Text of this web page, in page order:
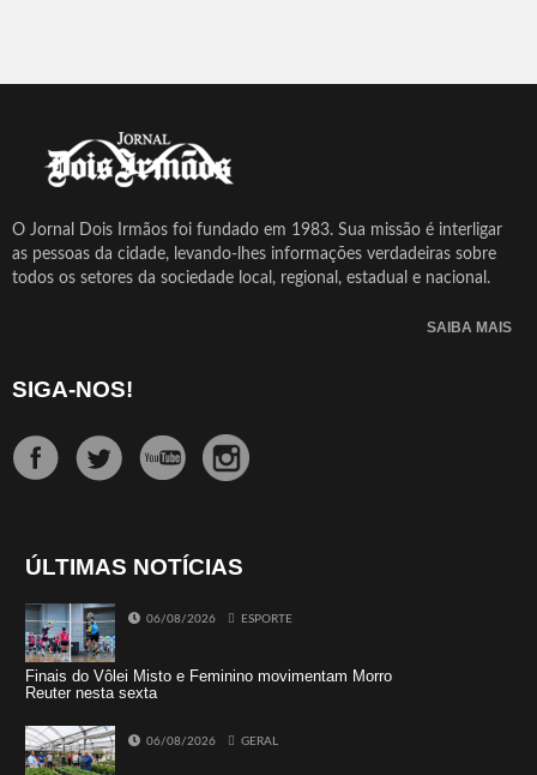
O Jornal Dois Irmãos foi fundado em 1983. Sua missão é interligar
as pessoas da cidade, levando-lhes informações verdadeiras sobre
todos os setores da sociedade local, regional, estadual e nacional.
SAIBA MAIS
SIGA-NOS!
ÚLTIMAS NOTÍCIAS
06/08/2026 ESPORTE
Finais do Vôlei Misto e Feminino movimentam Morro
Reuter nesta sexta
06/08/2026 GERAL